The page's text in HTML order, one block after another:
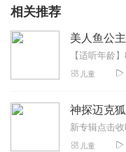
太难听了
🤬🤬🤬🤬🤬🤬
听我说谢小姐
难听!讨厌!
相关推荐
儿童
儿童